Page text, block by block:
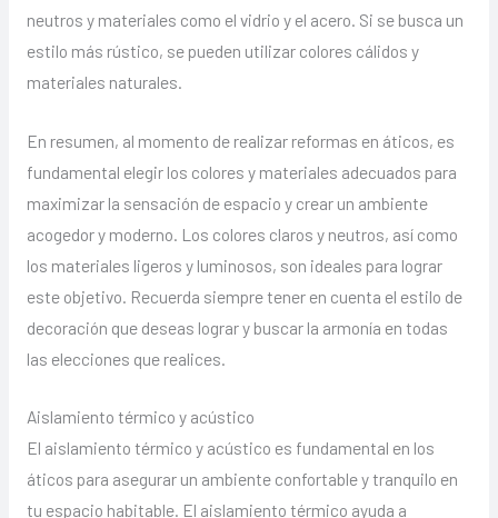
neutros y materiales como el vidrio y el acero. Si se busca un
estilo más rústico, se pueden utilizar colores cálidos y
materiales naturales.
En resumen, al momento de realizar reformas en áticos, es
fundamental elegir los colores y materiales adecuados para
maximizar la sensación de espacio y crear un ambiente
acogedor y moderno. Los colores claros y neutros, así como
los materiales ligeros y luminosos, son ideales para lograr
este objetivo. Recuerda siempre tener en cuenta el estilo de
decoración que deseas lograr y buscar la armonía en todas
las elecciones que realices.
Aislamiento térmico y acústico
El aislamiento térmico y acústico es fundamental en los
áticos para asegurar un ambiente confortable y tranquilo en
tu espacio habitable. El aislamiento térmico ayuda a